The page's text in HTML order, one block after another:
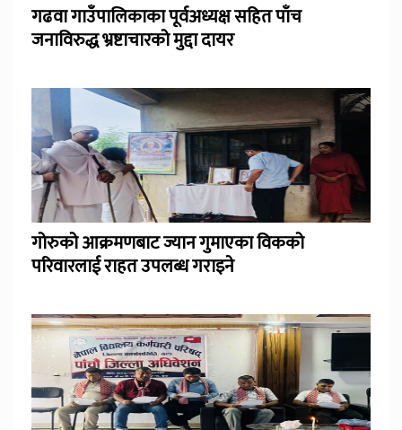
गढवा गाउँपालिकाका पूर्वअध्यक्ष सहित पाँच
जनाविरुद्ध भ्रष्टाचारको मुद्दा दायर
गोरुको आक्रमणबाट ज्यान गुमाएका विकको
परिवारलाई राहत उपलब्ध गराइने